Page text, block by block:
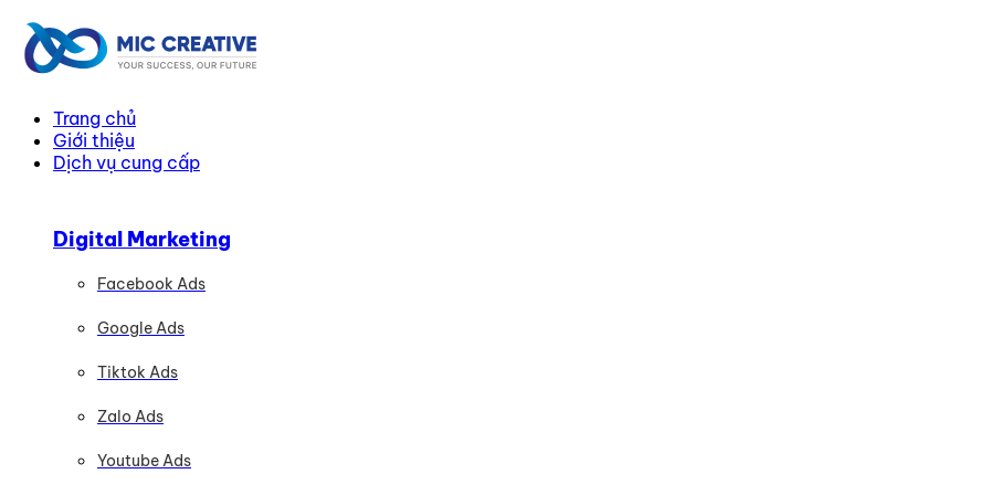
Trang chủ
Giới thiệu
Dịch vụ cung cấp
Digital Marketing
Facebook Ads
Google Ads
Tiktok Ads
Zalo Ads
Youtube Ads